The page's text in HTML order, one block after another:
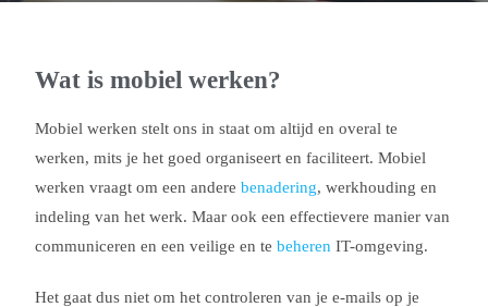
Wat is mobiel werken?
Mobiel werken stelt ons in staat om altijd en overal te
werken, mits je het goed organiseert en faciliteert. Mobiel
werken vraagt om een anderebenadering, werkhouding en
indeling van het werk. Maar ook een effectievere manier van
communiceren en een veilige en tebeheren IT-omgeving.
Het gaat dus niet om het controleren van je e-mails op je